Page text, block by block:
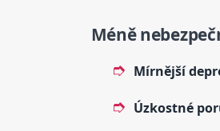
Méně
Mírnější
Úzkostné